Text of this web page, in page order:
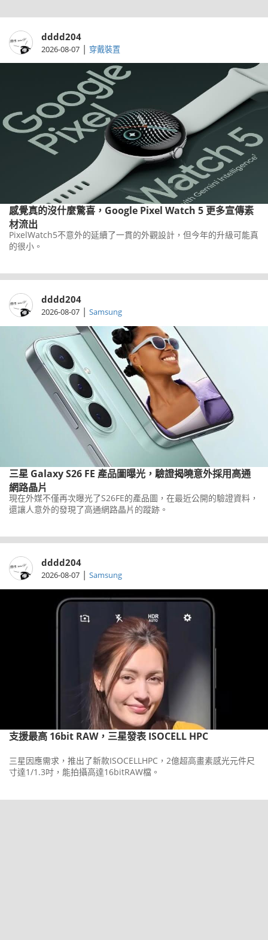
dddd204
2026-08-07 | 穿戴裝置
感覺真的沒什麼驚喜，Google Pixel Watch 5 更多宣傳素
材流出
PixelWatch5不意外的延續了一貫的外觀設計，但今年的升級可能真
的很小。
dddd204
2026-08-07 | Samsung
三星 Galaxy S26 FE 產品圖曝光，驗證揭曉意外採用高通
網路晶片
現在外媒不僅再次曝光了S26FE的產品圖，在最近公開的驗證資料，
還讓人意外的發現了高通網路晶片的蹤跡。
dddd204
2026-08-07 | Samsung
支援最高 16bit RAW，三星發表 ISOCELL HPC
三星因應需求，推出了新款ISOCELLHPC，2億超高畫素感光元件尺
寸達1/1.3吋，能拍攝高達16bitRAW檔。